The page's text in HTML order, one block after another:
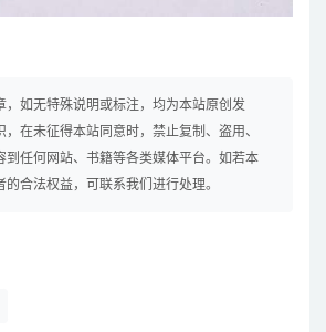
，如无特殊说明或标注，均为本站原创发
，在未征得本站同意时，禁止复制、盗用、
到任何网站、书籍等各类媒体平台。如若本
合法权益，可联系我们进行处理。